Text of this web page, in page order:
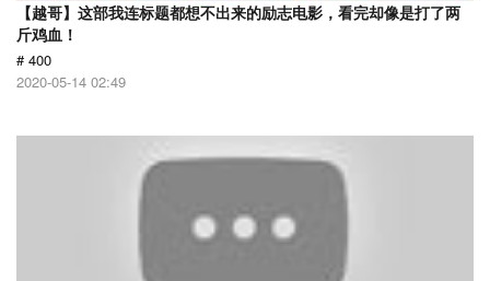
【越哥】这部我连标题都想不出来的励志电影，看完却像是打了两
斤鸡血！
# 400
2020-05-14 02:49